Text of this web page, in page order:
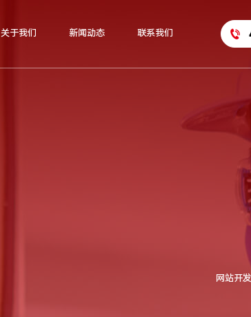
关于我们 新闻动态 联系我们
网站开